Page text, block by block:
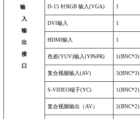
输
入
输
出
接
口
D-15 针RGB 输入(VGA) 1
DVI输入 1
HDMI输入 1
色差(YUV)输入(YPbPR) 1(BNC*3)
复合视频输入(AV) 3(BNC*3)
S-VIDEO端子(YC) 1(BNC*2)
复合视频输出（AV） 2(BNC*2)